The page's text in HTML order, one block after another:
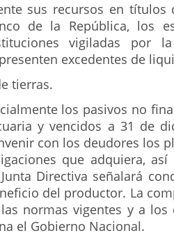
sus recursos en títulos
de la República, los
vigiladas por la
excedentes de
tierras.
los pasivos no
y vencidos a 31 de
con los deudores los
que adquiera,
Directiva señalará
del productor. La
normas vigentes y a los
el Gobierno Nacional.